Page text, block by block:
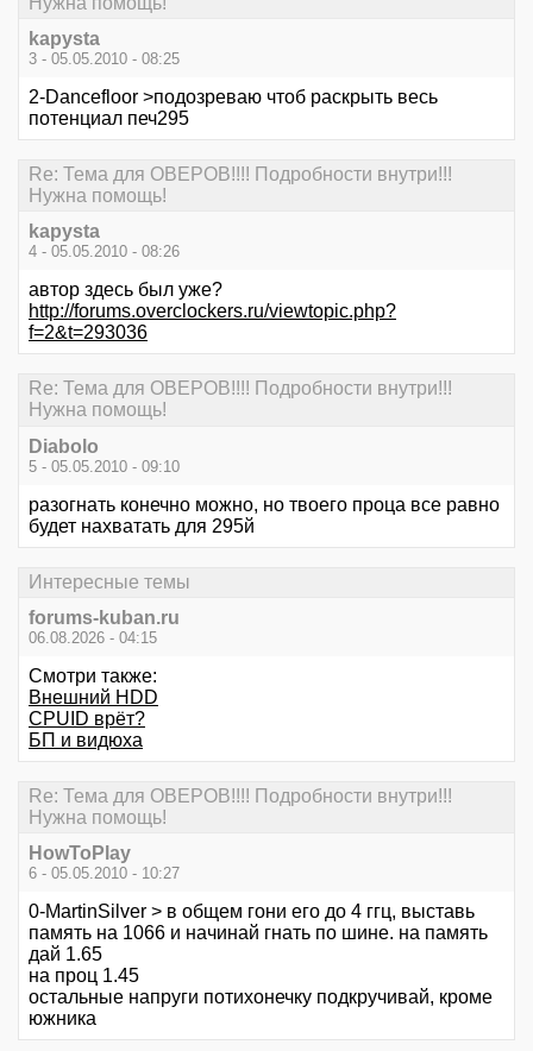
kapysta
3 - 05.05.2010 - 08:25
2-Dancefloor >подозреваю чтоб раскрыть весь
потенциал печ295
Re: Тема для ОВЕРОВ!!!! Подробности внутри!!!
Нужна помощь!
kapysta
4 - 05.05.2010 - 08:26
автор здесь был уже?
http://forums.overclockers.ru/viewtopic.php?
f=2&t=293036
Re: Тема для ОВЕРОВ!!!! Подробности внутри!!!
Нужна помощь!
Diabolo
5 - 05.05.2010 - 09:10
разогнать конечно можно, но твоего проца все равно
будет нахватать для 295й
Интересные темы
forums-kuban.ru
06.08.2026 - 04:15
Смотри также:
Внешний HDD
CPUID врёт?
БП и видюха
Re: Тема для ОВЕРОВ!!!! Подробности внутри!!!
Нужна помощь!
HowToPlay
6 - 05.05.2010 - 10:27
0-MartinSilver > в общем гони его до 4 ггц, выставь
память на 1066 и начинай гнать по шине. на память
дай 1.65
на проц 1.45
остальные напруги потихонечку подкручивай, кроме
южника